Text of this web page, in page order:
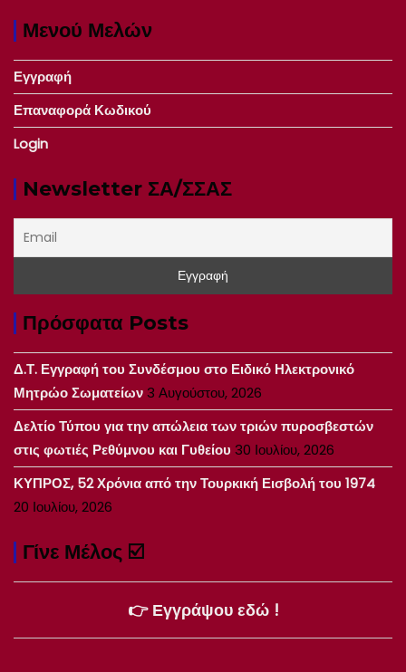
Μενού Μελών
Εγγραφή
Επαναφορά Κωδικού
Login
Newsletter ΣΑ/ΣΣΑΣ
Πρόσφατα Posts
Δ.Τ. Εγγραφή του Συνδέσμου στο Ειδικό Ηλεκτρονικό
Μητρώο Σωματείων3 Αυγούστου, 2026
Δελτίο Τύπου για την απώλεια των τριών πυροσβεστών
στις φωτιές Ρεθύμνου και Γυθείου 30 Ιουλίου, 2026
ΚΥΠΡΟΣ, 52 Χρόνια από την Τουρκική Εισβολή του 1974
20 Ιουλίου, 2026
Γίνε Μέλος ☑️
👉 Εγγράψου εδώ !